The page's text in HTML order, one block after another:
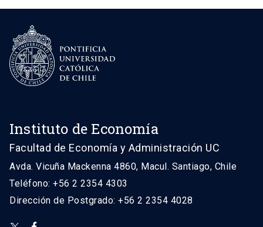
Instituto de Economía
Facultad de Economía y Administración UC
Avda. Vicuña Mackenna 4860, Macul. Santiago, Chile
Teléfono: +56 2 2354 4303
Dirección de Postgrado: +56 2 2354 4028